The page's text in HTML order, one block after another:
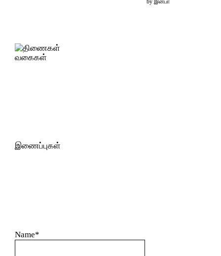
வகைகள்
இணைப்புகள்
Name*